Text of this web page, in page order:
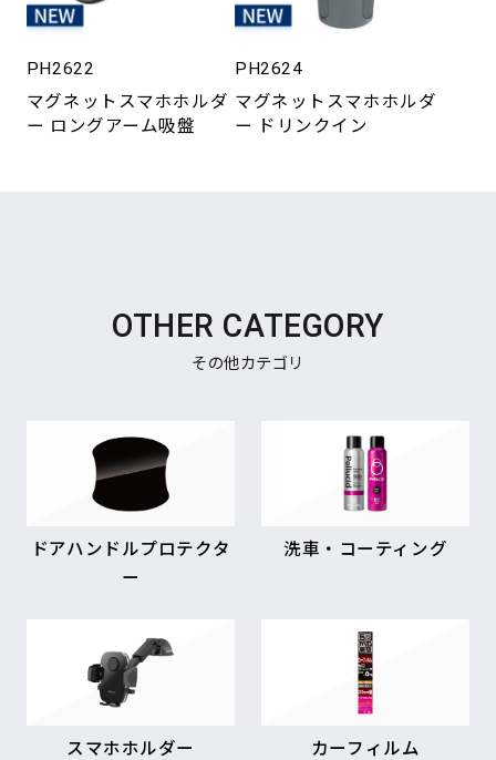
PH2622
マグネットスマホホルダ
ー ロングアーム吸盤
PH2624
マグネットスマホホルダ
ー ドリンクイン
OTHER CATEGORY
その他カテゴリ
ドアハンドルプロテクタ
ー
洗車・コーティング
スマホホルダー カーフィルム